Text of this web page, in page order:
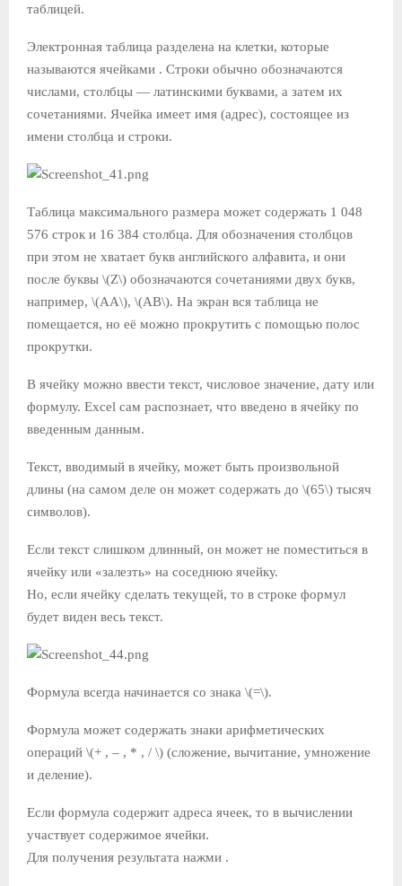
таблицей.
Электронная таблица разделена на клетки, которые
называются ячейками . Строки обычно обозначаются
числами, столбцы — латинскими буквами, а затем их
сочетаниями. Ячейка имеет имя (адрес), состоящее из
имени столбца и строки.
Таблица максимального размера может содержать 1 048
576 строк и 16 384 столбца. Для обозначения столбцов
при этом не хватает букв английского алфавита, и они
после буквы \(Z\) обозначаются сочетаниями двух букв,
например, \(AA\), \(AB\). На экран вся таблица не
помещается, но её можно прокрутить с помощью полос
прокрутки.
В ячейку можно ввести текст, числовое значение, дату или
формулу. Excel сам распознает, что введено в ячейку по
введенным данным.
Текст, вводимый в ячейку, может быть произвольной
длины (на самом деле он может содержать до \(65\) тысяч
символов).
Если текст слишком длинный, он может не поместиться в
ячейку или «залезть» на соседнюю ячейку.
Но, если ячейку сделать текущей, то в строке формул
будет виден весь текст.
Формула всегда начинается со знака \(=\).
Формула может содержать знаки арифметических
операций \(+ , – , * , / \) (сложение, вычитание, умножение
и деление).
Если формула содержит адреса ячеек, то в вычислении
участвует содержимое ячейки.
Для получения результата нажми .